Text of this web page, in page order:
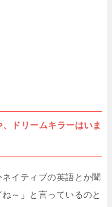
ドリームキラーはいま
イティブの英語とか聞
～」と言っているのと